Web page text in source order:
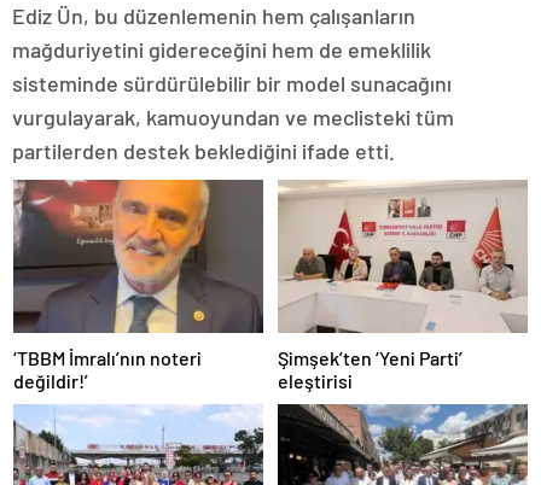
Ediz Ün, bu düzenlemenin hem çalışanların
mağduriyetini gidereceğini hem de emeklilik
sisteminde sürdürülebilir bir model sunacağını
vurgulayarak, kamuoyundan ve meclisteki tüm
partilerden destek beklediğini ifade etti.
‘TBBM İmralı’nın noteri
değildir!’
Şimşek’ten ‘Yeni Parti’
eleştirisi